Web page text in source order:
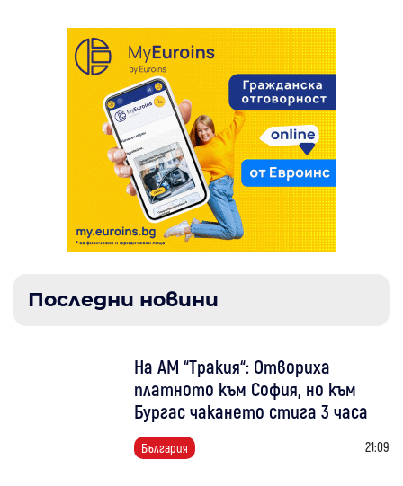
Последни новини
На АМ “Тракия“: Отвориха
платното към София, но към
Бургас чакането стига 3 часа
България 21:09